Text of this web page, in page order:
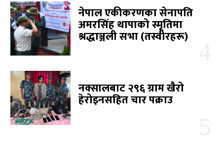
नेपाल एकीकरणका सेनापति
अमरसिंह थापाको स्मृतिमा
श्रद्धाञ्जली सभा (तस्वीरहरू)
नक्सालबाट २९६ ग्राम खैरो
हेरोइनसहित चार पक्राउ